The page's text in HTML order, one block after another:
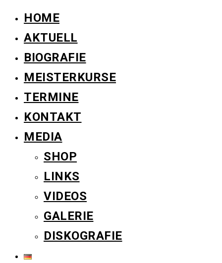
HOME
AKTUELL
BIOGRAFIE
MEISTERKURSE
TERMINE
KONTAKT
MEDIA
SHOP
LINKS
VIDEOS
GALERIE
DISKOGRAFIE